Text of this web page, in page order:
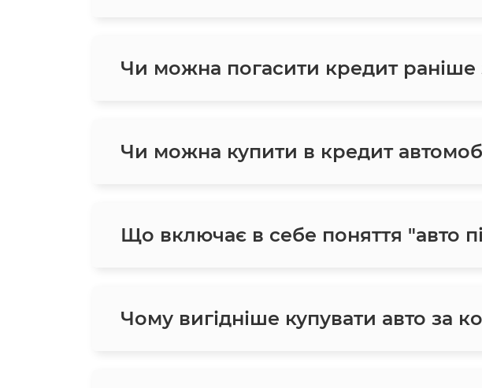
Чи можна погасити кредит раніше
Чи можна купити в кредит
Що включає в себе поняття "авто
Чому вигідніше купувати авто за